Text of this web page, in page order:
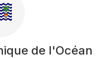
de l'Océan